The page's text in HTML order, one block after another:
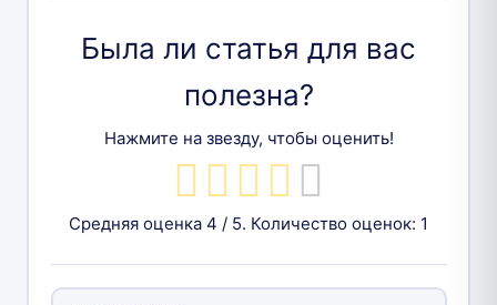
Была ли статья для вас
полезна?
Нажмите на звезду, чтобы оценить!
Средняя оценка 4 / 5. Количество оценок: 1